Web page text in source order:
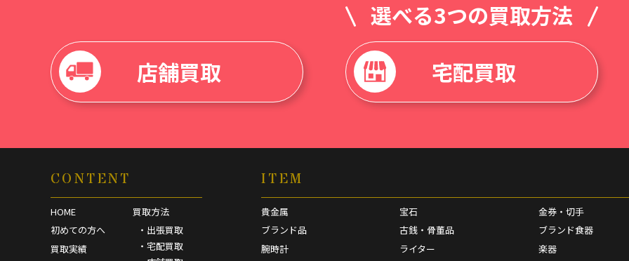
選べる3つの買取方法
店舗買取
宅配買取
CONTENT
HOME
初めての方へ
買取実績
買取方法
・出張買取
・宅配買取
ITEM
貴金属
ブランド品
腕時計
宝石
古銭・骨董品
ライター
金券・切手
ブランド食器
楽器